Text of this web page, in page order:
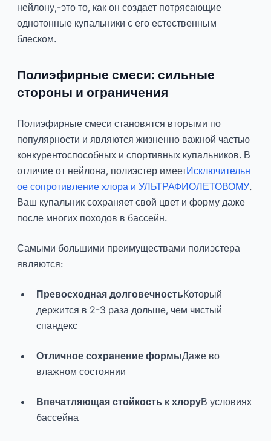
нейлону,-это то, как он создает потрясающие
однотонные купальники с его естественным
блеском.
Полиэфирные смеси: сильные
стороны и ограничения
Полиэфирные смеси становятся вторыми по
популярности и являются жизненно важной частью
конкурентоспособных и спортивных купальников. В
отличие от нейлона, полиэстер имеетИсключительн
ое сопротивление хлора и УЛЬТРАФИОЛЕТОВОМУ.
Ваш купальник сохраняет свой цвет и форму даже
после многих походов в бассейн.
Самыми большими преимуществами полиэстера
являются:
Превосходная долговечностьКоторый
держится в 2-3 раза дольше, чем чистый
спандекс
Отличное сохранение формыДаже во
влажном состоянии
Впечатляющая стойкость к хлоруВ условиях
бассейна